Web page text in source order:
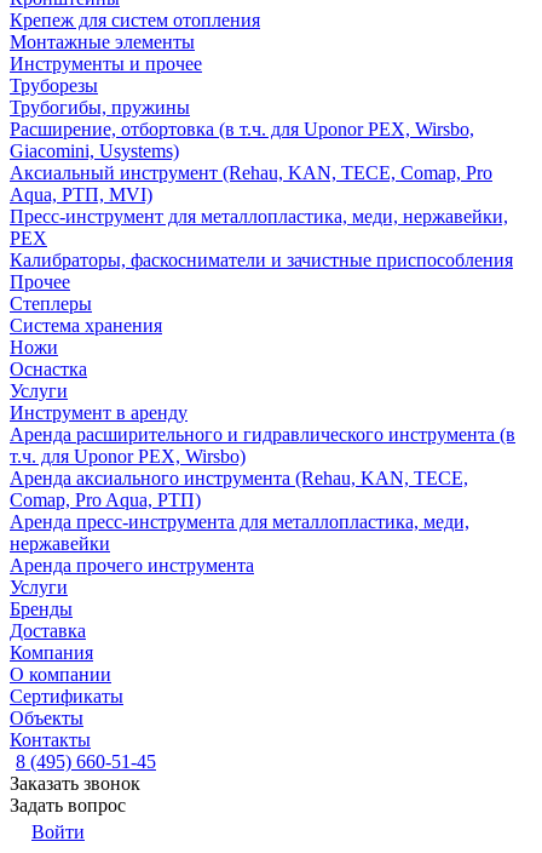
Крепеж для систем отопления
Монтажные элементы
Инструменты и прочее
Труборезы
Трубогибы, пружины
Расширение, отбортовка (в т.ч. для Uponor PEX, Wirsbo,
Giacomini, Usystems)
Аксиальный инструмент (Rehau, KAN, TECE, Comap, Pro
Aqua, РТП, MVI)
Пресс-инструмент для металлопластика, меди, нержавейки,
PEX
Калибраторы, фаскосниматели и зачистные приспособления
Прочее
Степлеры
Система хранения
Ножи
Оснастка
Услуги
Инструмент в аренду
Аренда расширительного и гидравлического инструмента (в
т.ч. для Uponor PEX, Wirsbo)
Аренда аксиального инструмента (Rehau, KAN, TECE,
Comap, Pro Aqua, РТП)
Аренда пресс-инструмента для металлопластика, меди,
нержавейки
Аренда прочего инструмента
Услуги
Бренды
Доставка
Компания
О компании
Сертификаты
Объекты
Контакты
8 (495) 660-51-45
Заказать звонок
Задать вопрос
Войти